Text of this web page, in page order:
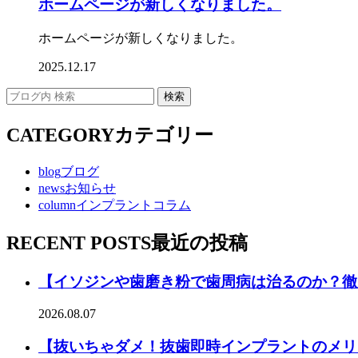
ホームページが新しくなりました。
ホームページが新しくなりました。
2025.12.17
CATEGORYカテゴリー
blogブログ
newsお知らせ
columnインプラントコラム
RECENT POSTS最近の投稿
【イソジンや歯磨き粉で歯周病は治るのか？徹
2026.08.07
【抜いちゃダメ！抜歯即時インプラントのメリ